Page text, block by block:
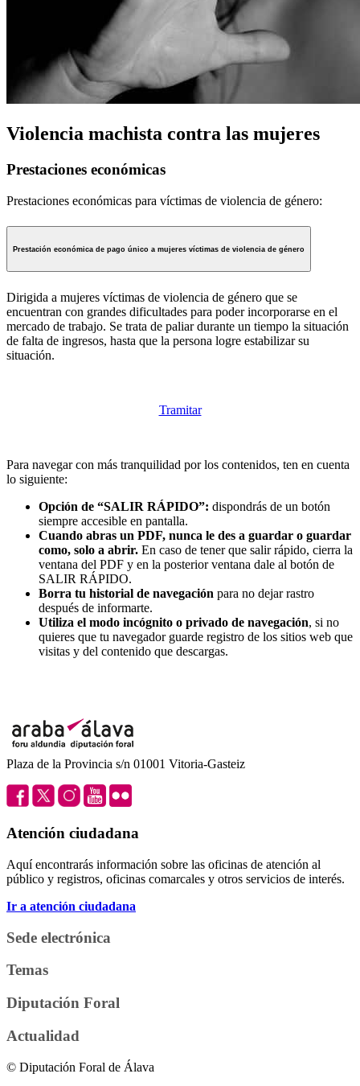
Violencia machista contra las mujeres
Prestaciones económicas
Prestaciones económicas para víctimas de violencia de género:
Prestación económica de pago único a mujeres víctimas de violencia de género
Dirigida a mujeres víctimas de violencia de género que se
encuentran con grandes dificultades para poder incorporarse en el
mercado de trabajo. Se trata de paliar durante un tiempo la situación
de falta de ingresos, hasta que la persona logre estabilizar su
situación.
Tramitar
Para navegar con más tranquilidad por los contenidos, ten en cuenta
lo siguiente:
Opción de “SALIR RÁPIDO”: dispondrás de un botón
siempre accesible en pantalla.
Cuando abras un PDF, nunca le des a guardar o guardar
como, solo a abrir. En caso de tener que salir rápido, cierra la
ventana del PDF y en la posterior ventana dale al botón de
SALIR RÁPIDO.
Borra tu historial de navegación para no dejar rastro
después de informarte.
Utiliza el modo incógnito o privado de navegación, si no
quieres que tu navegador guarde registro de los sitios web que
visitas y del contenido que descargas.
Plaza de la Provincia s/n 01001 Vitoria-Gasteiz
Atención ciudadana
Aquí encontrarás información sobre las oficinas de atención al
público y registros, oficinas comarcales y otros servicios de interés.
Ir a atención ciudadana
Sede electrónica
Temas
Diputación Foral
Actualidad
© Diputación Foral de Álava